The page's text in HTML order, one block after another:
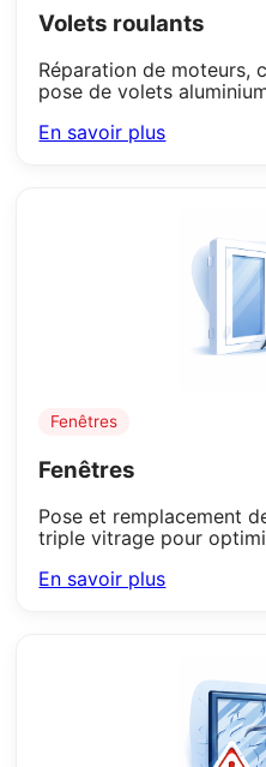
Volets roulants
Réparation de moteurs,
pose de volets
En savoir plus
Fenêtres
Fenêtres
Pose et remplacement
triple vitrage pour
En savoir plus